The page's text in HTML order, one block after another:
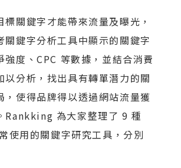
標關鍵字才能帶來流量及曝光，
關鍵字分析工具中顯示的關鍵字
強度、CPC 等數據，並結合消費
以分析，找出具有轉單潛力的關
，使得品牌得以透過網站流量獲
Rankking 為大家整理了 9 種
使用的關鍵字研究工具，分別